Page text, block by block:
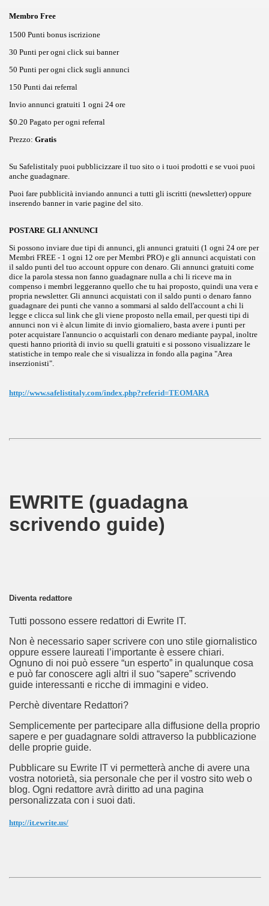
Membro Free
1500 Punti bonus iscrizione
30 Punti per ogni click sui banner
50 Punti per ogni click sugli annunci
150 Punti dai referral
Invio annunci gratuiti 1 ogni 24 ore
$0.20 Pagato per ogni referral
Prezzo: Gratis
Su Safelistitaly puoi pubblicizzare il tuo sito o i tuoi prodotti e se vuoi puoi
anche guadagnare.
Puoi fare pubblicità inviando annunci a tutti gli iscritti (newsletter) oppure
inserendo banner in varie pagine del sito.
POSTARE GLI ANNUNCI
Si possono inviare due tipi di annunci, gli annunci gratuiti (1 ogni 24 ore per
Membri FREE - 1 ogni 12 ore per Membri PRO) e gli annunci acquistati con
il saldo punti del tuo account oppure con denaro. Gli annunci gratuiti come
dice la parola stessa non fanno guadagnare nulla a chi li riceve ma in
compenso i membri leggeranno quello che tu hai proposto, quindi una vera e
propria newsletter. Gli annunci acquistati con il saldo punti o denaro fanno
guadagnare dei punti che vanno a sommarsi al saldo dell'account a chi li
legge e clicca sul link che gli viene proposto nella email, per questi tipi di
annunci non vi è alcun limite di invio giornaliero, basta avere i punti per
poter acquistare l'annuncio o acquistarli con denaro mediante paypal, inoltre
questi hanno priorità di invio su quelli gratuiti e si possono visualizzare le
statistiche in tempo reale che si visualizza in fondo alla pagina "Area
inserzionisti".
http://www.safelistitaly.com/index.php?referid=TEOMARA
EWRITE (guadagna
scrivendo guide)
Diventa redattore
Tutti possono essere redattori di Ewrite IT.
Non è necessario saper scrivere con uno stile giornalistico
oppure essere laureati l’importante è essere chiari.
Ognuno di noi può essere “un esperto” in qualunque cosa
e può far conoscere agli altri il suo “sapere” scrivendo
guide interessanti e ricche di immagini e video.
Perchè diventare Redattori?
Semplicemente per partecipare alla diffusione della proprio
sapere e per guadagnare soldi attraverso la pubblicazione
delle proprie guide.
Pubblicare su Ewrite IT vi permetterà anche di avere una
vostra notorietà, sia personale che per il vostro sito web o
blog. Ogni redattore avrà diritto ad una pagina
personalizzata con i suoi dati.
http://it.ewrite.us/